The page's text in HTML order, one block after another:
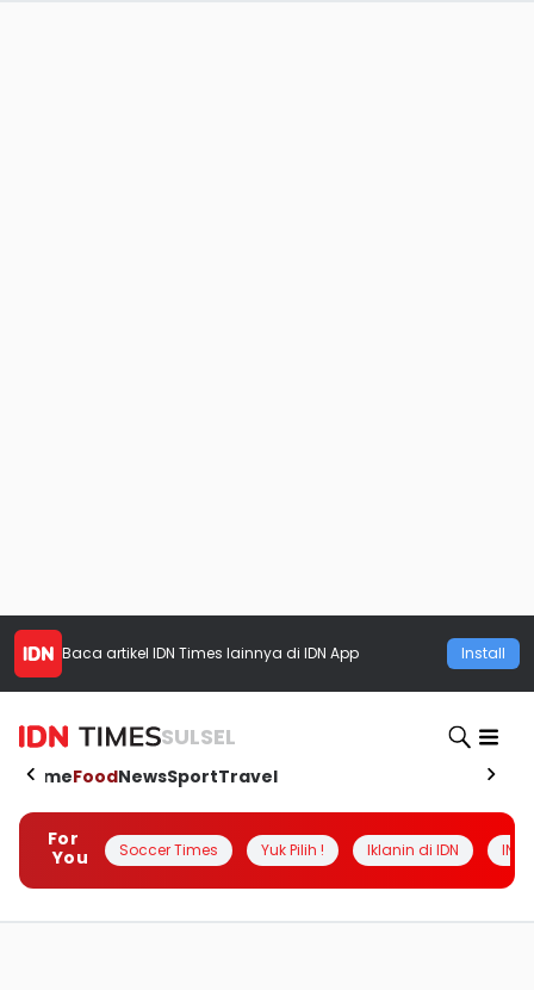
Baca artikel IDN Times lainnya di IDN App Install
SULSEL
HomeFoodNewsSportTravel
For
You
Soccer Times Yuk Pilih ! Iklanin di IDN